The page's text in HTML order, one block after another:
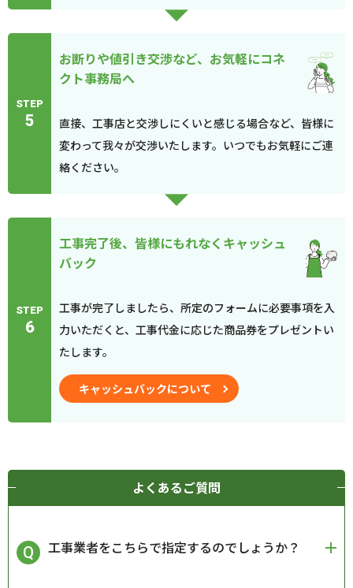
STEP
5
お断りや値引き交渉など、お気軽にコネ
クト事務局へ
直接、工事店と交渉しにくいと感じる場合など、皆様に
変わって我々が交渉いたします。いつでもお気軽にご連
絡ください。
STEP
6
工事完了後、皆様にもれなくキャッシュ
バック
工事が完了しましたら、所定のフォームに必要事項を入
力いただくと、工事代金に応じた商品券をプレゼントい
たします。
キャッシュバックについて
よくあるご質問
工事業者をこちらで指定するのでしょうか？